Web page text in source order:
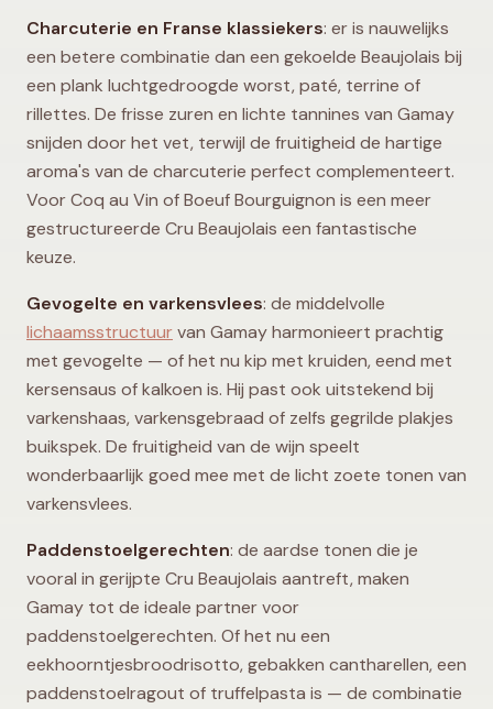
Charcuterie en Franse klassiekers: er is nauwelijks
een betere combinatie dan een gekoelde Beaujolais bij
een plank luchtgedroogde worst, paté, terrine of
rillettes. De frisse zuren en lichte tannines van Gamay
snijden door het vet, terwijl de fruitigheid de hartige
aroma's van de charcuterie perfect complementeert.
Voor Coq au Vin of Boeuf Bourguignon is een meer
gestructureerde Cru Beaujolais een fantastische
keuze.
Gevogelte en varkensvlees: de middelvolle
lichaamsstructuurvan Gamay harmonieert prachtig
met gevogelte — of het nu kip met kruiden, eend met
kersensaus of kalkoen is. Hij past ook uitstekend bij
varkenshaas, varkensgebraad of zelfs gegrilde plakjes
buikspek. De fruitigheid van de wijn speelt
wonderbaarlijk goed mee met de licht zoete tonen van
varkensvlees.
Paddenstoelgerechten: de aardse tonen die je
vooral in gerijpte Cru Beaujolais aantreft, maken
Gamay tot de ideale partner voor
paddenstoelgerechten. Of het nu een
eekhoorntjesbroodrisotto, gebakken cantharellen, een
paddenstoelragout of truffelpasta is — de combinatie